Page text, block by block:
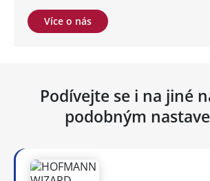
Více o nás
Podívejte se i na jiné
podobným